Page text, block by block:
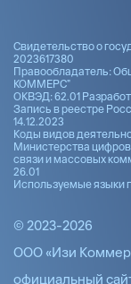
Свидетельство о
2023617380
Правообладатель:
КОММЕРС"
ОКВЭД: 62.01
Запись в реестре
14.12.2023
Коды видов
Министерства
связи и массовых
26.01
Используемые языки
© 2023-2026
ООО «Изи
официальный